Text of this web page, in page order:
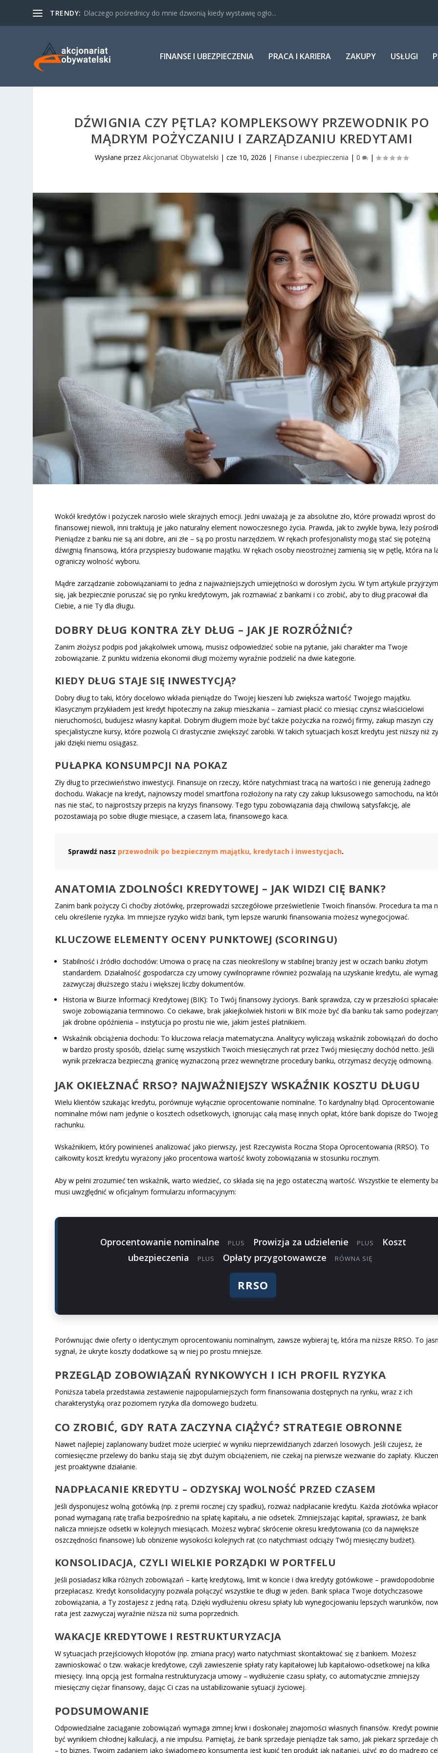
TRENDY: Dlaczego pośrednicy do mnie dzwonią kiedy wystawię ogło...
FINANSE I UBEZPIECZENIA PRACA I KARIERA ZAKUPY USŁUGI
DŹWIGNIA CZY PĘTLA? KOMPLEKSOWY PRZEWODNIK PO
MĄDRYM POŻYCZANIU I ZARZĄDZANIU KREDYTAMI
Wysłane przezAkcjonariat Obywatelski |cze 10, 2026 | Finanse i ubezpieczenia |0 |
Wokół kredytów i pożyczek narosło wiele skrajnych emocji. Jedni uważają je za absolutne zło, które prowadzi wprost do
finansowej niewoli, inni traktują je jako naturalny element nowoczesnego życia. Prawda, jak to zwykle bywa, leży
Pieniądze z banku nie są ani dobre, ani złe – są po prostu narzędziem. W rękach profesjonalisty mogą stać się potężną
dźwignią finansową, która przyspieszy budowanie majątku. W rękach osoby nieostrożnej zamienią się w pętlę, która na
ograniczy wolność wyboru.
Mądre zarządzanie zobowiązaniami to jedna z najważniejszych umiejętności w dorosłym życiu. W tym artykule
się, jak bezpiecznie poruszać się po rynku kredytowym, jak rozmawiać z bankami i co zrobić, aby to dług pracował dla
Ciebie, a nie Ty dla długu.
DOBRY DŁUG KONTRA ZŁY DŁUG – JAK JE ROZRÓŻNIĆ?
Zanim złożysz podpis pod jakąkolwiek umową, musisz odpowiedzieć sobie na pytanie, jaki charakter ma Twoje
zobowiązanie. Z punktu widzenia ekonomii długi możemy wyraźnie podzielić na dwie kategorie.
KIEDY DŁUG STAJE SIĘ INWESTYCJĄ?
Dobry dług to taki, który docelowo wkłada pieniądze do Twojej kieszeni lub zwiększa wartość Twojego majątku.
Klasycznym przykładem jest kredyt hipoteczny na zakup mieszkania – zamiast płacić co miesiąc czynsz właścicielowi
nieruchomości, budujesz własny kapitał. Dobrym długiem może być także pożyczka na rozwój firmy, zakup maszyn czy
specjalistyczne kursy, które pozwolą Ci drastycznie zwiększyć zarobki. W takich sytuacjach koszt kredytu jest niższy niż
jaki dzięki niemu osiągasz.
PUŁAPKA KONSUMPCJI NA POKAZ
Zły dług to przeciwieństwo inwestycji. Finansuje on rzeczy, które natychmiast tracą na wartości i nie generują żadnego
dochodu. Wakacje na kredyt, najnowszy model smartfona rozłożony na raty czy zakup luksusowego samochodu, na
nas nie stać, to najprostszy przepis na kryzys finansowy. Tego typu zobowiązania dają chwilową satysfakcję, ale
pozostawiają po sobie długie miesiące, a czasem lata, finansowego kaca.
Sprawdź nasz przewodnik po bezpiecznym majątku, kredytach i inwestycjach.
ANATOMIA ZDOLNOŚCI KREDYTOWEJ – JAK WIDZI CIĘ BANK?
Zanim bank pożyczy Ci choćby złotówkę, przeprowadzi szczegółowe prześwietlenie Twoich finansów. Procedura ta ma
celu określenie ryzyka. Im mniejsze ryzyko widzi bank, tym lepsze warunki finansowania możesz wynegocjować.
KLUCZOWE ELEMENTY OCENY PUNKTOWEJ (SCORINGU)
Stabilność i źródło dochodów: Umowa o pracę na czas nieokreślony w stabilnej branży jest w oczach banku złotym
standardem. Działalność gospodarcza czy umowy cywilnoprawne również pozwalają na uzyskanie kredytu, ale
zazwyczaj dłuższego stażu i większej liczby dokumentów.
Historia w Biurze Informacji Kredytowej (BIK): To Twój finansowy życiorys. Bank sprawdza, czy w przeszłości
swoje zobowiązania terminowo. Co ciekawe, brak jakiejkolwiek historii w BIK może być dla banku tak samo
jak drobne opóźnienia – instytucja po prostu nie wie, jakim jesteś płatnikiem.
Wskaźnik obciążenia dochodu: To kluczowa relacja matematyczna. Analitycy wyliczają wskaźnik zobowiązań do
w bardzo prosty sposób, dzieląc sumę wszystkich Twoich miesięcznych rat przez Twój miesięczny dochód netto. Jeśli
wynik przekracza bezpieczną granicę wyznaczoną przez wewnętrzne procedury banku, otrzymasz decyzję odmowną.
JAK OKIEŁZNAĆ RRSO? NAJWAŻNIEJSZY WSKAŹNIK KOSZTU DŁUGU
Wielu klientów szukając kredytu, porównuje wyłącznie oprocentowanie nominalne. To kardynalny błąd. Oprocentowanie
nominalne mówi nam jedynie o kosztech odsetkowych, ignorując całą masę innych opłat, które bank dopisze do
rachunku.
Wskaźnikiem, który powinieneś analizować jako pierwszy, jest Rzeczywista Roczna Stopa Oprocentowania (RRSO). To
całkowity koszt kredytu wyrażony jako procentowa wartość kwoty zobowiązania w stosunku rocznym.
Aby w pełni zrozumieć ten wskaźnik, warto wiedzieć, co składa się na jego ostateczną wartość. Wszystkie te elementy
musi uwzględnić w oficjalnym formularzu informacyjnym:
Oprocentowanie nominalne PLUS Prowizja za udzielenie PLUS
Koszt
ubezpieczenia
PLUS Opłaty przygotowawcze RÓWNA SIĘ
RRSO
Porównując dwie oferty o identycznym oprocentowaniu nominalnym, zawsze wybieraj tę, która ma niższe RRSO. To
sygnał, że ukryte koszty dodatkowe są w niej po prostu mniejsze.
PRZEGLĄD ZOBOWIĄZAŃ RYNKOWYCH I ICH PROFIL RYZYKA
Poniższa tabela przedstawia zestawienie najpopularniejszych form finansowania dostępnych na rynku, wraz z ich
charakterystyką oraz poziomem ryzyka dla domowego budżetu.
CO ZROBIĆ, GDY RATA ZACZYNA CIĄŻYĆ? STRATEGIE OBRONNE
Nawet najlepiej zaplanowany budżet może ucierpieć w wyniku nieprzewidzianych zdarzeń losowych. Jeśli czujesz, że
comiesięczne przelewy do banku stają się zbyt dużym obciążeniem, nie czekaj na pierwsze wezwanie do zapłaty.
jest proaktywne działanie.
NADPŁACANIE KREDYTU – ODZYSKAJ WOLNOŚĆ PRZED CZASEM
Jeśli dysponujesz wolną gotówką (np. z premii rocznej czy spadku), rozważ nadpłacanie kredytu. Każda złotówka
ponad wymaganą ratę trafia bezpośrednio na spłatę kapitału, a nie odsetek. Zmniejszając kapitał, sprawiasz, że bank
nalicza mniejsze odsetki w kolejnych miesiącach. Możesz wybrać skrócenie okresu kredytowania (co da największe
oszczędności finansowe) lub obniżenie wysokości kolejnych rat (co natychmiast odciąży Twój miesięczny budżet).
KONSOLIDACJA, CZYLI WIELKIE PORZĄDKI W PORTFELU
Jeśli posiadasz kilka różnych zobowiązań – kartę kredytową, limit w koncie i dwa kredyty gotówkowe – prawdopodobnie
przepłacasz. Kredyt konsolidacyjny pozwala połączyć wszystkie te długi w jeden. Bank spłaca Twoje dotychczasowe
zobowiązania, a Ty zostajesz z jedną ratą. Dzięki wydłużeniu okresu spłaty lub wynegocjowaniu lepszych warunków,
rata jest zazwyczaj wyraźnie niższa niż suma poprzednich.
WAKACJE KREDYTOWE I RESTRUKTURYZACJA
W sytuacjach przejściowych kłopotów (np. zmiana pracy) warto natychmiast skontaktować się z bankiem. Możesz
zawnioskować o tzw. wakacje kredytowe, czyli zawieszenie spłaty raty kapitałowej lub kapitałowo-odsetkowej na kilka
miesięcy. Inną opcją jest formalna restrukturyzacja umowy – wydłużenie czasu spłaty, co automatycznie zmniejszy
miesięczny ciężar finansowy, dając Ci czas na ustabilizowanie sytuacji życiowej.
PODSUMOWANIE
Odpowiedzialne zaciąganie zobowiązań wymaga zimnej krwi i doskonałej znajomości własnych finansów. Kredyt
być wynikiem chłodnej kalkulacji, a nie impulsu. Pamiętaj, że bank sprzedaje pieniądze tak samo, jak piekarz sprzedaje
– to biznes. Twoim zadaniem jako świadomego konsumenta jest kupić ten produkt jak najtaniej, użyć go do mądrego